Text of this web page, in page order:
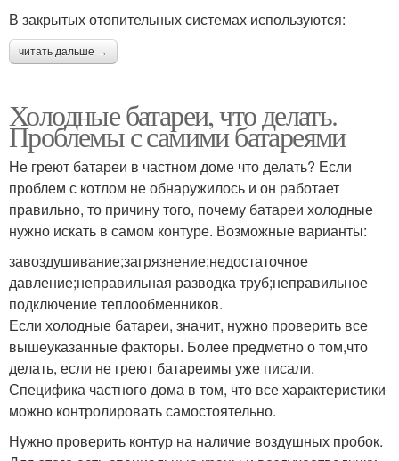
В закрытых отопительных системах используются:
читать дальше →
Холодные батареи, что делать.
Проблемы с самими батареями
Не греют батареи в частном доме что делать? Если
проблем с котлом не обнаружилось и он работает
правильно, то причину того, почему батареи холодные
нужно искать в самом контуре. Возможные варианты:
завоздушивание;загрязнение;недостаточное
давление;неправильная разводка труб;неправильное
подключение теплообменников.
Если холодные батареи, значит, нужно проверить все
вышеуказанные факторы. Более предметно о том,что
делать, если не греют батареимы уже писали.
Специфика частного дома в том, что все характеристики
можно контролировать самостоятельно.
Нужно проверить контур на наличие воздушных пробок.